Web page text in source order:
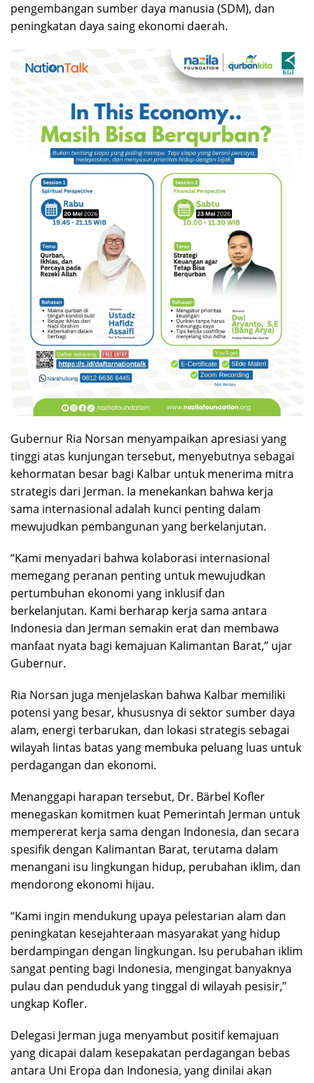
pengembangan sumber daya manusia (SDM), dan
peningkatan daya saing ekonomi daerah.
Gubernur Ria Norsan menyampaikan apresiasi yang
tinggi atas kunjungan tersebut, menyebutnya sebagai
kehormatan besar bagi Kalbar untuk menerima mitra
strategis dari Jerman. Ia menekankan bahwa kerja
sama internasional adalah kunci penting dalam
mewujudkan pembangunan yang berkelanjutan.
“Kami menyadari bahwa kolaborasi internasional
memegang peranan penting untuk mewujudkan
pertumbuhan ekonomi yang inklusif dan
berkelanjutan. Kami berharap kerja sama antara
Indonesia dan Jerman semakin erat dan membawa
manfaat nyata bagi kemajuan Kalimantan Barat,” ujar
Gubernur.
Ria Norsan juga menjelaskan bahwa Kalbar memiliki
potensi yang besar, khususnya di sektor sumber daya
alam, energi terbarukan, dan lokasi strategis sebagai
wilayah lintas batas yang membuka peluang luas untuk
perdagangan dan ekonomi.
Menanggapi harapan tersebut, Dr. Bärbel Kofler
menegaskan komitmen kuat Pemerintah Jerman untuk
mempererat kerja sama dengan Indonesia, dan secara
spesifik dengan Kalimantan Barat, terutama dalam
menangani isu lingkungan hidup, perubahan iklim, dan
mendorong ekonomi hijau.
“Kami ingin mendukung upaya pelestarian alam dan
peningkatan kesejahteraan masyarakat yang hidup
berdampingan dengan lingkungan. Isu perubahan iklim
sangat penting bagi Indonesia, mengingat banyaknya
pulau dan penduduk yang tinggal di wilayah pesisir,”
ungkap Kofler.
Delegasi Jerman juga menyambut positif kemajuan
yang dicapai dalam kesepakatan perdagangan bebas
antara Uni Eropa dan Indonesia, yang dinilai akan